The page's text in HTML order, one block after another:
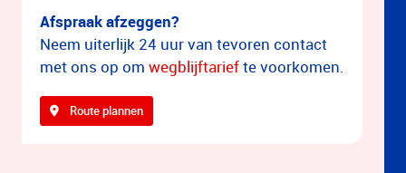
Afspraak afzeggen?
Neem uiterlijk 24 uur van tevoren contact
met ons op om wegblijftariefte voorkomen.
Route plannen